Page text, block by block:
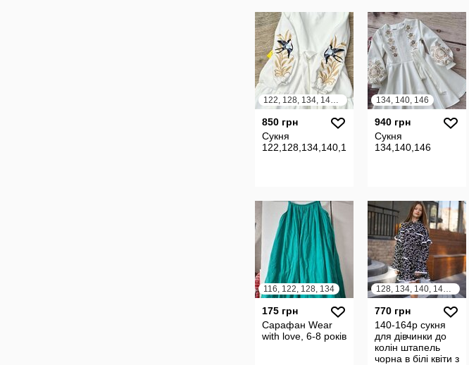
плаття
122, 128, 134, 140, 146
850 грн
Сукня
122,128,134,140,146
134, 140, 146
940 грн
Сукня
134,140,146
116, 122, 128, 134
175 грн
Сарафан Wear
with love, 6-8 років
128, 134, 140, 146, 152, 158, 164
770 грн
140-164р сукня
для дівчинки до
колін штапель
чорна в білі квіти з